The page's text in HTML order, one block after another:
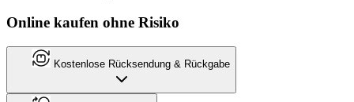
Online kaufen ohne Risiko
Kostenlose Rücksendung & Rückgabe